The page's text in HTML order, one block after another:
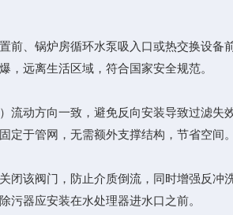
、锅炉房循环水泵吸入口或热交换设备前
远离生活区域，符合国家安全规范。
动方向一致，避免反向安装导致过滤失效
于管网，无需额外支撑结构，节省空间。
该阀门，防止介质倒流，同时增强反冲洗
器应安装在水处理器进水口之前。